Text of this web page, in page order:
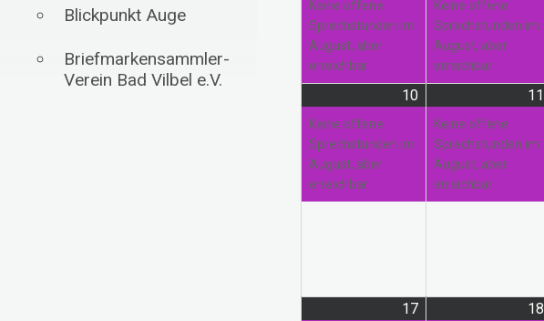
Blickpunkt Auge
Briefmarkensammler-
Verein Bad Vilbel e.V.
2026
Keine offene
Sprechstunden im
August, aber
erreichbar
Keine offene
Sprechstunden im
August, aber
erreichbar
10
August
2026
Veranstaltung)
Keine offene
Sprechstunden im
August, aber
erreichbar
11
Keine offene
Sprechstunden im
August, aber
erreichbar
17 18